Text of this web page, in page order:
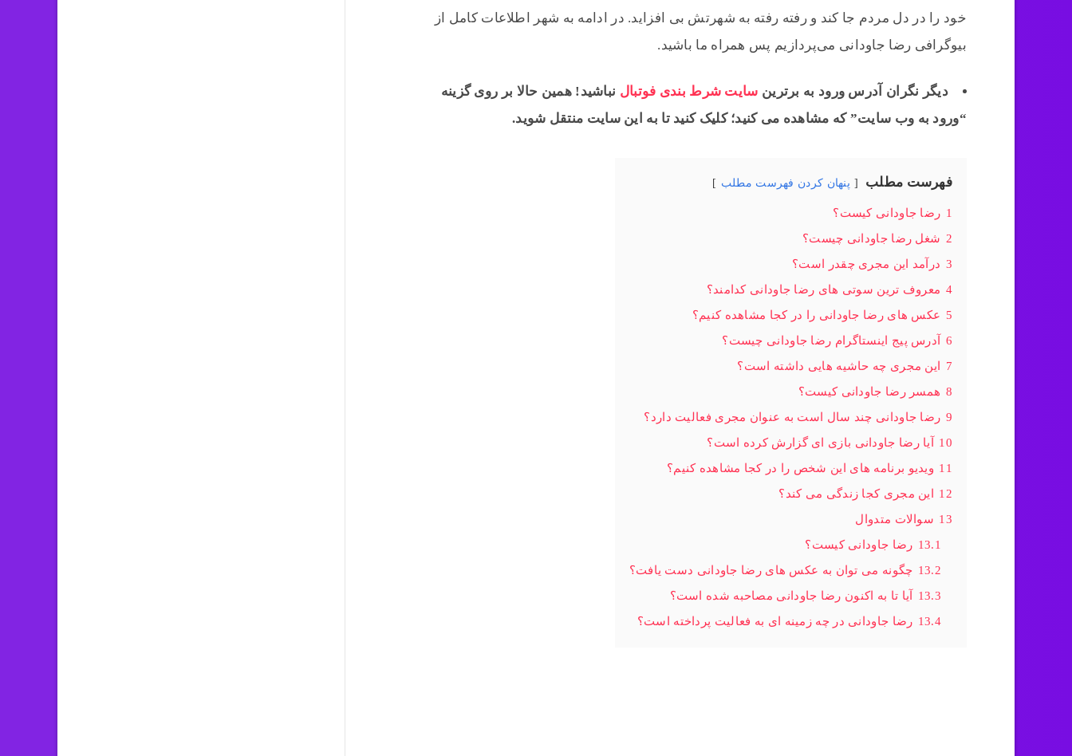
خود را در دل مردم جا کند و رفته رفته به شهرتش بی افزاید. در ادامه به شهر اطلاعات کامل از
بیوگرافی رضا جاودانی می‌پردازیم پس همراه ما باشید.
دیگر نگران آدرس ورود به برترین سایت شرط بندی فوتبال نباشید! همین حالا بر روی گزینه
“ورود به وب سایت” که مشاهده می کنید؛ کلیک کنید تا به این سایت منتقل شوید.
فهرست مطلب پنهان کردن فهرست مطلب
1 رضا جاودانی کیست؟
2 شغل رضا جاودانی چیست؟
3 درآمد این مجری چقدر است؟
4 معروف ترین سوتی های رضا جاودانی کدامند؟
5 عکس های رضا جاودانی را در کجا مشاهده کنیم؟
6 آدرس پیج اینستاگرام رضا جاودانی چیست؟
7 این مجری چه حاشیه هایی داشته است؟
8 همسر رضا جاودانی کیست؟
9 رضا جاودانی چند سال است به عنوان مجری فعالیت دارد؟
10 آیا رضا جاودانی بازی ای گزارش کرده است؟
11 ویدیو برنامه های این شخص را در کجا مشاهده کنیم؟
12 این مجری کجا زندگی می کند؟
13 سوالات متدوال
13.1 رضا جاودانی کیست؟
13.2 چگونه می توان به عکس های رضا جاودانی دست یافت؟
13.3 آیا تا به اکنون رضا جاودانی مصاحبه شده است؟
13.4 رضا جاودانی در چه زمینه ای به فعالیت پرداخته است؟